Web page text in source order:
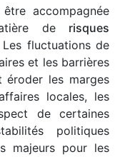
accompagnée
de risques
Les fluctuations de
et les barrières
éroder les marges
locales, les
de certaines
politiques
majeurs pour les